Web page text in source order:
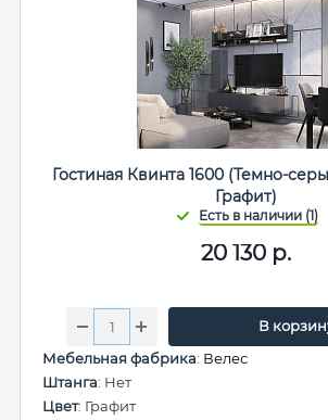
Гостиная Квинта 1600 (Темно-
Графит)
20 130р.
В
Мебельная фабрика: Велес
Штанга: Нет
Цвет: Графит